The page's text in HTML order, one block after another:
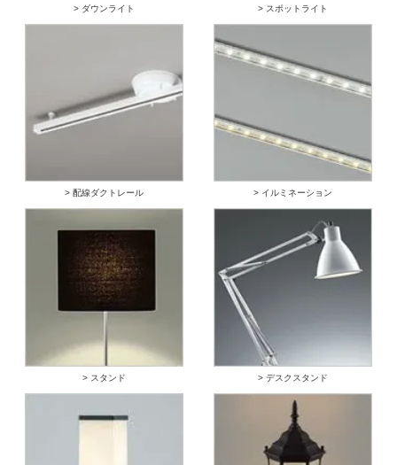
> ダウンライト > スポットライト
> 配線ダクトレール > イルミネーション
> スタンド > デスクスタンド